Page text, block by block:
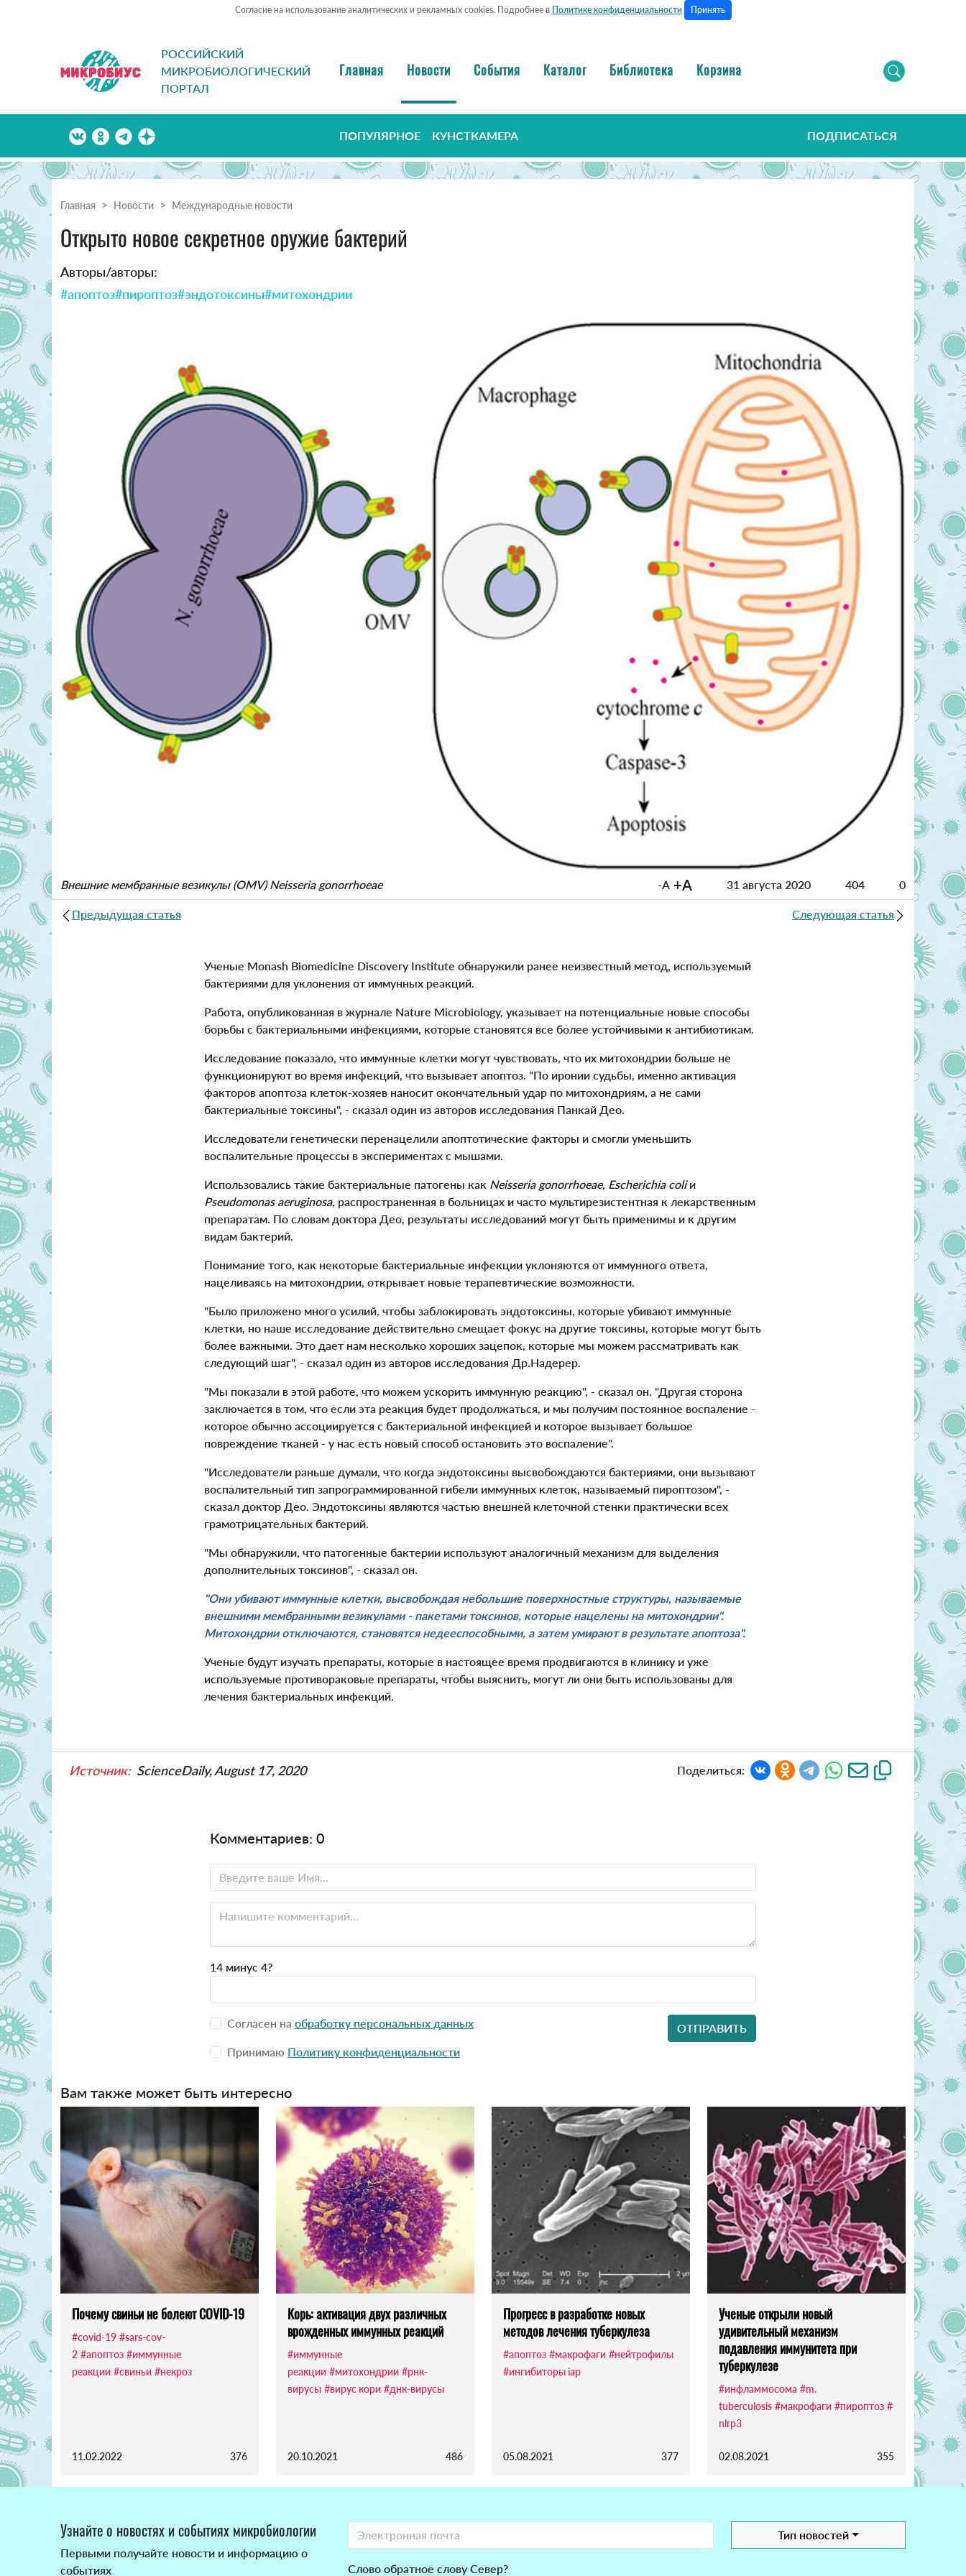
Согласие на использование аналитических и рекламных cookies. Подробнее в Политике конфиденциальности Принять
РОССИЙСКИЙ
МИКРОБИОЛОГИЧЕСКИЙ
ПОРТАЛ
Главная Новости События Каталог Библиотека Корзина
ПОПУЛЯРНОЕ КУНСТКАМЕРА ПОДПИСАТЬСЯ
Главная Новости Международные новости
Открыто новое секретное оружие бактерий
Авторы/авторы:
#апоптоз#пироптоз#эндотоксины#митохондрии
Внешние мембранные везикулы (OMV) Neisseria gonorrhoeae -A +A 31 августа 2020 404 0
Предыдущая статья Следующая статья
Ученые Monash Biomedicine Discovery Institute обнаружили ранее неизвестный метод, используемый
бактериями для уклонения от иммунных реакций.
Работа, опубликованная в журнале Nature Microbiology, указывает на потенциальные новые способы
борьбы с бактериальными инфекциями, которые становятся все более устойчивыми к антибиотикам.
Исследование показало, что иммунные клетки могут чувствовать, что их митохондрии больше не
функционируют во время инфекций, что вызывает апоптоз. "По иронии судьбы, именно активация
факторов апоптоза клеток-хозяев наносит окончательный удар по митохондриям, а не сами
бактериальные токсины", - сказал один из авторов исследования Панкай Део.
Исследователи генетически перенацелили апоптотические факторы и смогли уменьшить
воспалительные процессы в экспериментах с мышами.
Использовались такие бактериальные патогены как Neisseria gonorrhoeae, Escherichia coliи
Pseudomonas aeruginosa, распространенная в больницах и часто мультирезистентная к лекарственным
препаратам. По словам доктора Део, результаты исследований могут быть применимы и к другим
видам бактерий.
Понимание того, как некоторые бактериальные инфекции уклоняются от иммунного ответа,
нацеливаясь на митохондрии, открывает новые терапевтические возможности.
"Было приложено много усилий, чтобы заблокировать эндотоксины, которые убивают иммунные
клетки, но наше исследование действительно смещает фокус на другие токсины, которые могут быть
более важными. Это дает нам несколько хороших зацепок, которые мы можем рассматривать как
следующий шаг", - сказал один из авторов исследования Др.Надерер.
"Мы показали в этой работе, что можем ускорить иммунную реакцию", - сказал он. "Другая сторона
заключается в том, что если эта реакция будет продолжаться, и мы получим постоянное воспаление -
которое обычно ассоциируется с бактериальной инфекцией и которое вызывает большое
повреждение тканей - у нас есть новый способ остановить это воспаление".
"Исследователи раньше думали, что когда эндотоксины высвобождаются бактериями, они вызывают
воспалительный тип запрограммированной гибели иммунных клеток, называемый пироптозом", -
сказал доктор Део. Эндотоксины являются частью внешней клеточной стенки практически всех
грамотрицательных бактерий.
"Мы обнаружили, что патогенные бактерии используют аналогичный механизм для выделения
дополнительных токсинов", - сказал он.
"Они убивают иммунные клетки, высвобождая небольшие поверхностные структуры, называемые
внешними мембранными везикулами - пакетами токсинов, которые нацелены на митохондрии".
Митохондрии отключаются, становятся недееспособными, а затем умирают в результате апоптоза".
Ученые будут изучать препараты, которые в настоящее время продвигаются в клинику и уже
используемые противораковые препараты, чтобы выяснить, могут ли они быть использованы для
лечения бактериальных инфекций.
Источник: ScienceDaily, August 17, 2020 Поделиться:
Комментариев: 0
14 минус 4?
Согласен на обработку персональных данных
Принимаю Политику конфиденциальности
Вам также может быть интересно
Почему свиньи не болеют COVID-19
#covid-19 #sars-cov-
2 #апоптоз #иммунные
реакции #свиньи #некроз
11.02.2022 376
Корь: активация двух различных
врожденных иммунных реакций
#иммунные
реакции #митохондрии #рнк-
вирусы #вирус кори #днк-вирусы
20.10.2021 486
Прогресс в разработке новых
методов лечения туберкулеза
#апоптоз #макрофаги #нейтрофилы
#ингибиторы iap
05.08.2021 377
Ученые открыли новый
удивительный механизм
подавления иммунитета при
туберкулезе
#инфламмосома #m.
tuberculosis #макрофаги #пироптоз #
nlrp3
02.08.2021 355
Узнайте о новостях и событиях микробиологии
Первыми получайте новости и информацию о
событиях
Тип новостей
Слово обратное слову Север?